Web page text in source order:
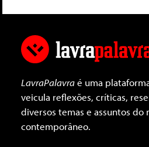
LavraPalavraé uma
veicula reflexões, críticas,
diversos temas e assuntos do
contemporâneo.